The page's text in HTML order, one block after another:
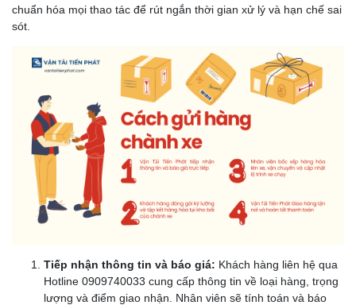
chuẩn hóa mọi thao tác để rút ngắn thời gian xử lý và hạn chế sai
sót.
Tiếp nhận thông tin và báo giá: Khách hàng liên hệ qua
Hotline 0909740033 cung cấp thông tin về loại hàng, trọng
lượng và điểm giao nhận. Nhân viên sẽ tính toán và báo